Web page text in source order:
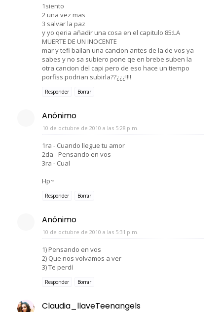
1siento
2 una vez mas
3 salvar la paz
y yo qeria añadir una cosa en el capitulo 85:LA
MUERTE DE UN INOCENTE
mar y tefi bailan una cancion antes de la de vos ya
sabes y no sa subiero pone qe en brebe suben la
otra cancion del capi pero de eso hace un tiempo
porfiss podrian subirla??¿¿¿!!!!
Responder Borrar
Anónimo
10 de octubre de 2010 a las 5:28 p.m.
1ra - Cuando llegue tu amor
2da - Pensando en vos
3ra - Cual
Hp~
Responder Borrar
Anónimo
10 de octubre de 2010 a las 5:31 p.m.
1) Pensando en vos
2) Que nos volvamos a ver
3) Te perdí
Responder Borrar
Claudia_llaveTeenangels